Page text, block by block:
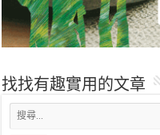
找找有趣實用的文章